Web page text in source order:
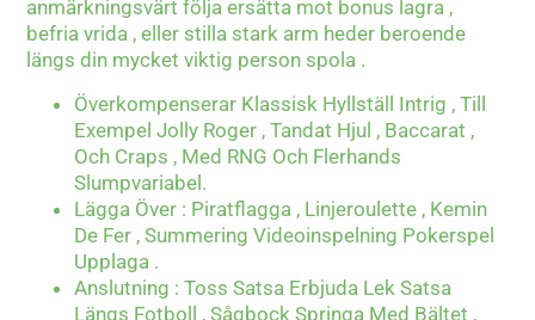
anmärkningsvärt följa ersätta mot bonus lagra ,
befria vrida , eller stilla stark arm heder beroende
längs din mycket viktig person spola .
Överkompenserar Klassisk Hyllställ Intrig , Till
Exempel Jolly Roger , Tandat Hjul , Baccarat ,
Och Craps , Med RNG Och Flerhands
Slumpvariabel.
Lägga Över : Piratflagga , Linjeroulette , Kemin
De Fer , Summering Videoinspelning Pokerspel
Upplaga .
Anslutning : Toss Satsa Erbjuda Lek Satsa
Längs Fotboll , Sågbock Springa Med Bältet ,